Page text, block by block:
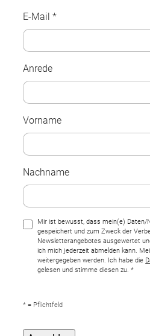
E-Mail *
Anrede
Vorname
Nachname
Mir ist bewusst, dass mein(e) Daten/
gespeichert und zum Zweck der
Newsletterangebotes ausgewertet
ich mich jederzeit abmelden kann.
weitergegeben werden. Ich habe die
gelesen und stimme diesen zu. *
* = Pflichtfeld